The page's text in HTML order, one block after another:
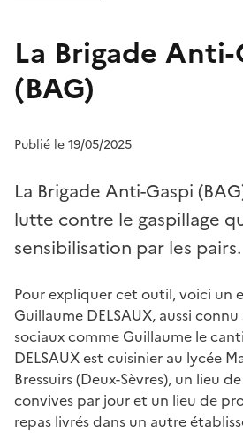
La Brigade Anti-
(BAG)
Publié le 19/05/2025
La Brigade Anti-Gaspi
lutte contre le gaspillage
sensibilisation par les pairs.
Pour expliquer cet outil, voici un
Guillaume DELSAUX, aussi connu
sociaux comme Guillaume le
DELSAUX est cuisinier au lycée
Bressuirs (Deux-Sèvres), un lieu
convives par jour et un lieu de
repas livrés dans un autre